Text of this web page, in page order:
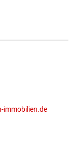
immobilien.de